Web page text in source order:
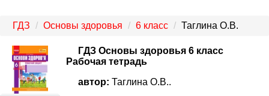
ГДЗ Основы здоровья 6 класс Таглина О.В.
ГДЗ Основы здоровья 6 класс
Рабочая тетрадь
автор: Таглина О.В..